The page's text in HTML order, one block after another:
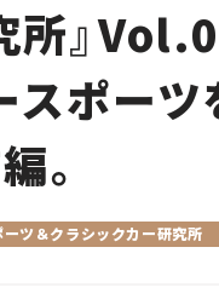
所』
スポーツ
。
ーツ＆クラシックカー研究所